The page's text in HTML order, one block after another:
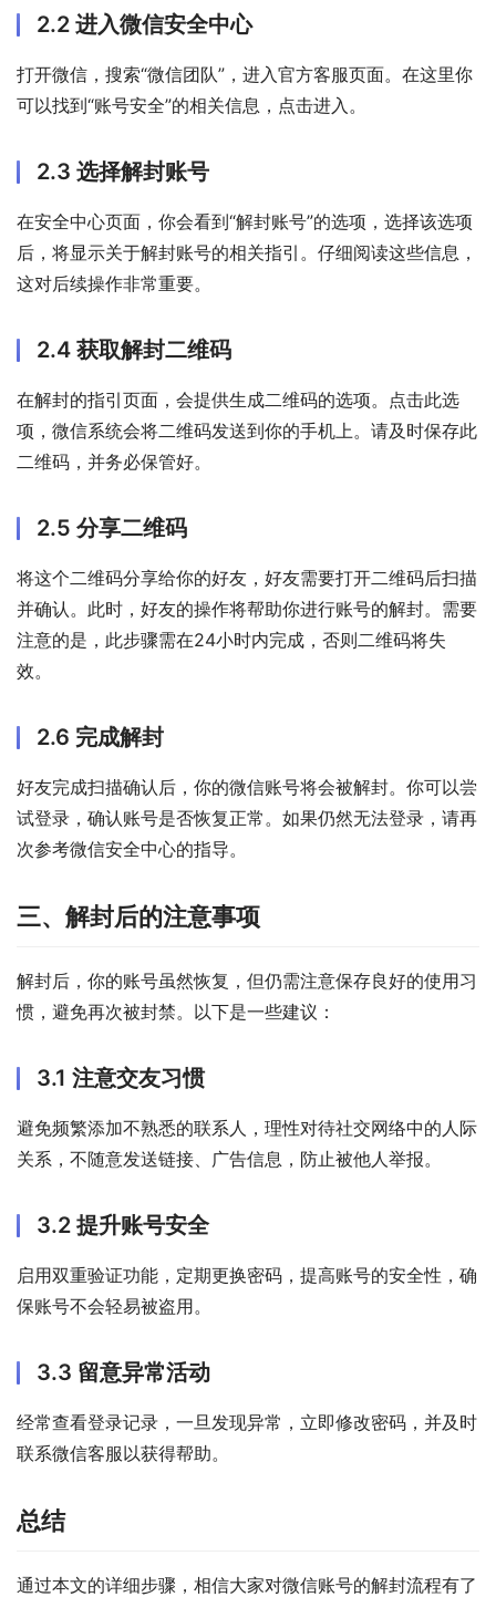
2.2 进入微信安全中心
打开微信，搜索“微信团队”，进入官方客服页面。在这里你
可以找到“账号安全”的相关信息，点击进入。
2.3 选择解封账号
在安全中心页面，你会看到“解封账号”的选项，选择该选项
后，将显示关于解封账号的相关指引。仔细阅读这些信息，
这对后续操作非常重要。
2.4 获取解封二维码
在解封的指引页面，会提供生成二维码的选项。点击此选
项，微信系统会将二维码发送到你的手机上。请及时保存此
二维码，并务必保管好。
2.5 分享二维码
将这个二维码分享给你的好友，好友需要打开二维码后扫描
并确认。此时，好友的操作将帮助你进行账号的解封。需要
注意的是，此步骤需在24小时内完成，否则二维码将失
效。
2.6 完成解封
好友完成扫描确认后，你的微信账号将会被解封。你可以尝
试登录，确认账号是否恢复正常。如果仍然无法登录，请再
次参考微信安全中心的指导。
三、解封后的注意事项
解封后，你的账号虽然恢复，但仍需注意保存良好的使用习
惯，避免再次被封禁。以下是一些建议：
3.1 注意交友习惯
避免频繁添加不熟悉的联系人，理性对待社交网络中的人际
关系，不随意发送链接、广告信息，防止被他人举报。
3.2 提升账号安全
启用双重验证功能，定期更换密码，提高账号的安全性，确
保账号不会轻易被盗用。
3.3 留意异常活动
经常查看登录记录，一旦发现异常，立即修改密码，并及时
联系微信客服以获得帮助。
总结
通过本文的详细步骤，相信大家对微信账号的解封流程有了